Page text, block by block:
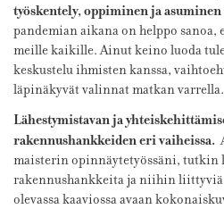
työskentely, oppiminen ja
pandemian aikana on helppo sanoa,
meille kaikille. Ainut keino luoda
keskustelu ihmisten kanssa,
läpinäkyvät valinnat matkan varrella.
Lähestymistavan ja
rakennushankkeiden eri vaiheissa.
maisterin opinnäytetyössäni, tutkin
rakennushankkeita ja niihin liittyviä
olevassa kaaviossa avaan